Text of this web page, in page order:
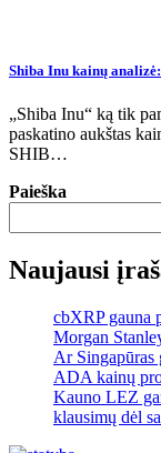
Shiba Inu kainų
„Shiba Inu“ ką tik
paskatino aukštas
SHIB…
Paieška
Naujausi
cbXRP gauna
Morgan
Ar
ADA kainų
Kauno LEZ
klausimų dėl